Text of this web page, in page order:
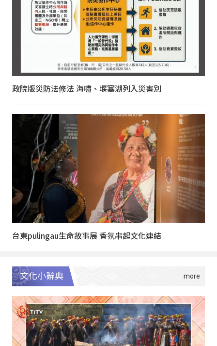
政院版災防法修法 海嘯、堰塞湖列入災害別
台東pulingau生命故事展 香氛串起文化連結
文化小辭典